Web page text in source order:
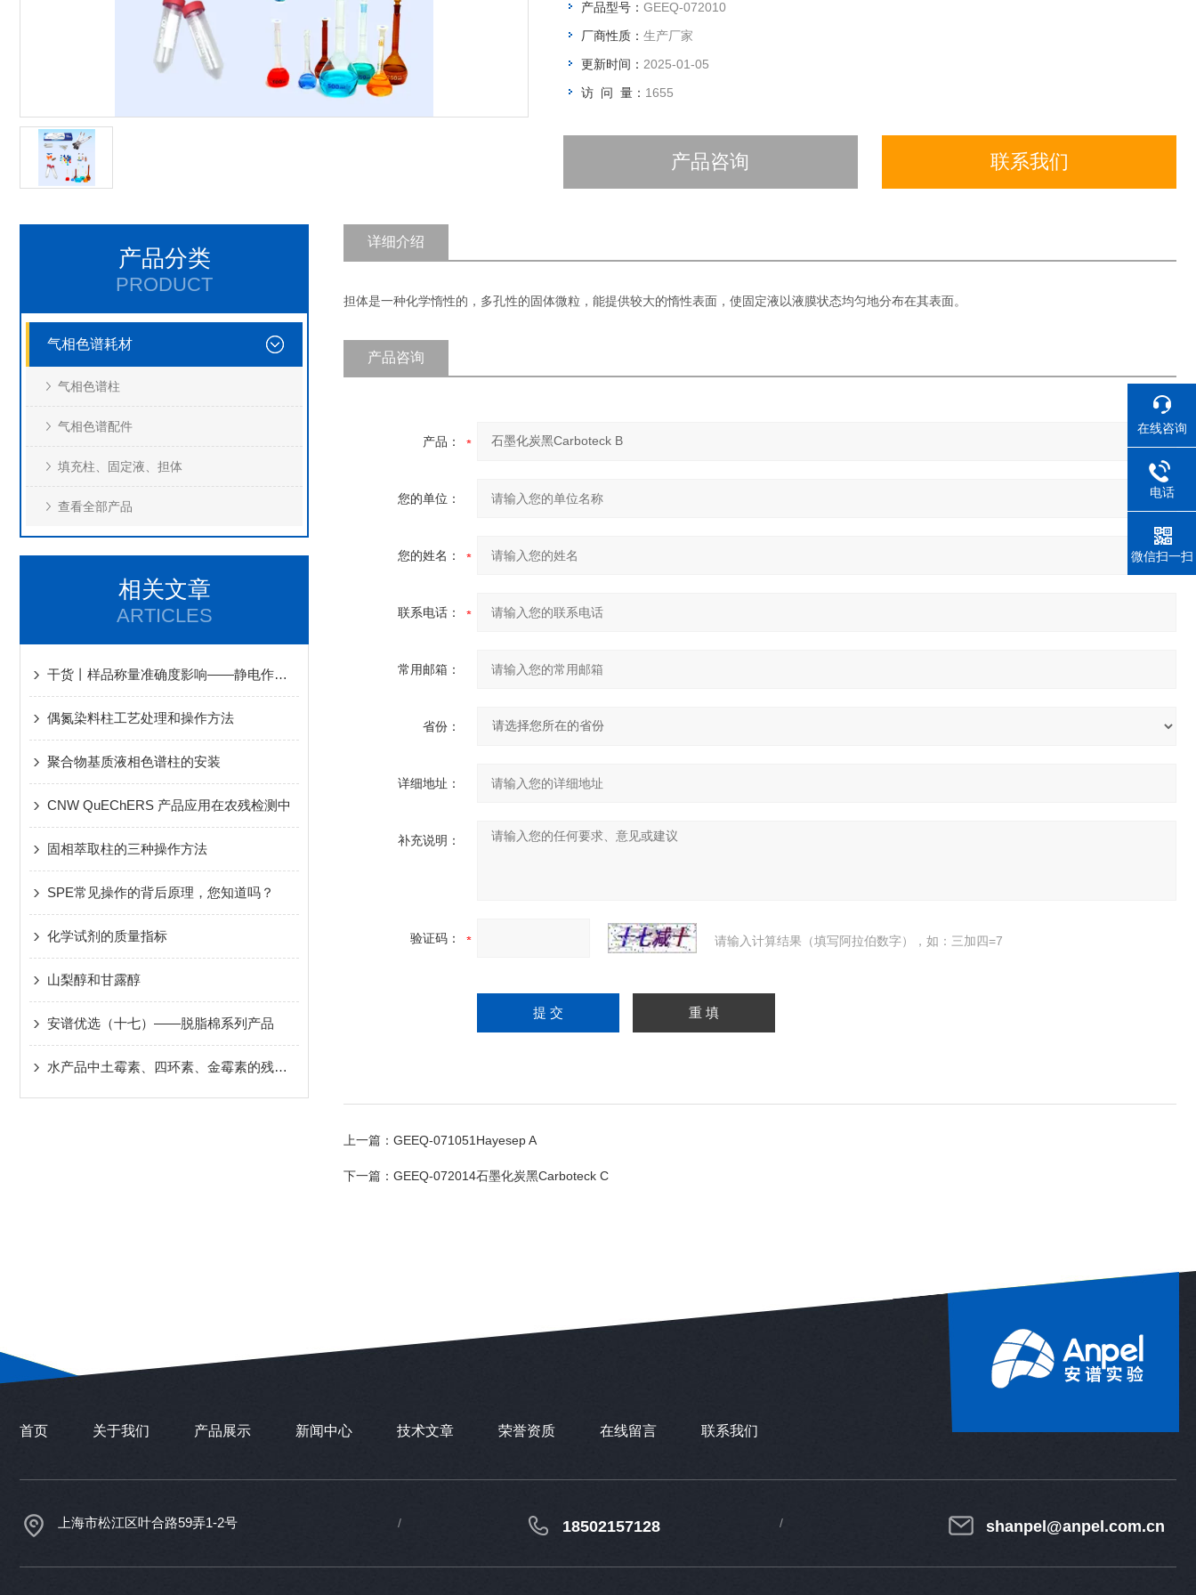
产品型号： GEEQ-072010
厂商性质： 生产厂家
更新时间： 2025-01-05
访 问 量： 1655
产品咨询 联系我们
产品分类
PRODUCT
气相色谱耗材
气相色谱柱
气相色谱配件
填充柱、固定液、担体
查看全部产品
相关文章
ARTICLES
干货丨样品称量准确度影响——静电作用篇
偶氮染料柱工艺处理和操作方法
聚合物基质液相色谱柱的安装
CNW QuEChERS 产品应用在农残检测中
固相萃取柱的三种操作方法
SPE常见操作的背后原理，您知道吗？
化学试剂的质量指标
山梨醇和甘露醇
安谱优选（十七）——脱脂棉系列产品
水产品中土霉素、四环素、金霉素的残留测定
详细介绍
担体是一种化学惰性的，多孔性的固体微粒，能提供较大的惰性表面，使固定液以液膜状态均匀地分布在其表面。
产品咨询
产品：
您的单位：
您的姓名：
联系电话：
常用邮箱：
省份：
详细地址：
补充说明：
验证码： 请输入计算结果（填写阿拉伯数字），如：三加四=7
上一篇： GEEQ-071051Hayesep A
下一篇： GEEQ-072014石墨化炭黑Carboteck C
首页 关于我们 产品展示 新闻中心 技术文章 荣誉资质 在线留言 联系我们
上海市松江区叶合路59弄1-2号 18502157128 shanpel@anpel.com.cn
在线咨询
电话
微信扫一扫